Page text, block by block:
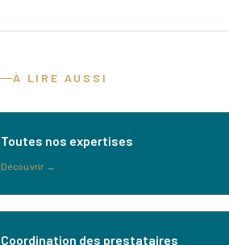
À LIRE AUSSI
Toutes nos expertises
Découvrir→
Coordination des prestataires